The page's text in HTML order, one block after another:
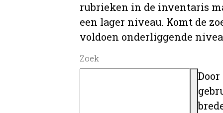
rubrieken in de inventaris
een lager niveau. Komt de
voldoen onderliggende
Zoek